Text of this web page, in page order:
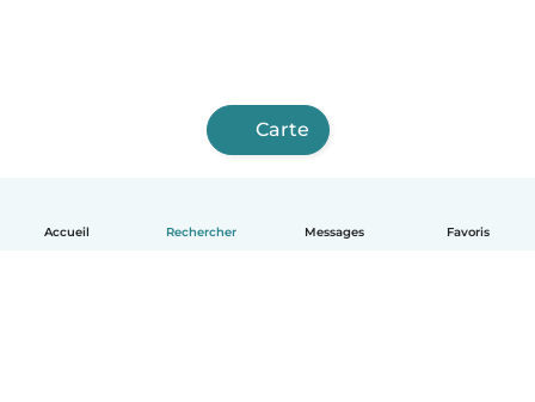
Accueil Rechercher Messages Favoris
Carte